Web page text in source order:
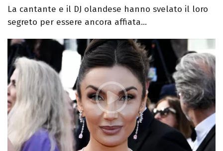
La cantante e il DJ olandese hanno svelato il loro
segreto per essere ancora affiata...